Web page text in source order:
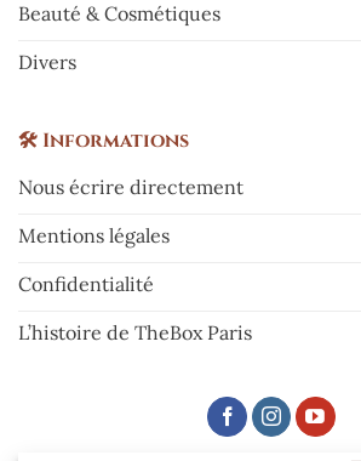
Beauté & Cosmétiques
Divers
🛠️ Informations
Nous écrire directement
Mentions légales
Confidentialité
L’histoire de TheBox Paris